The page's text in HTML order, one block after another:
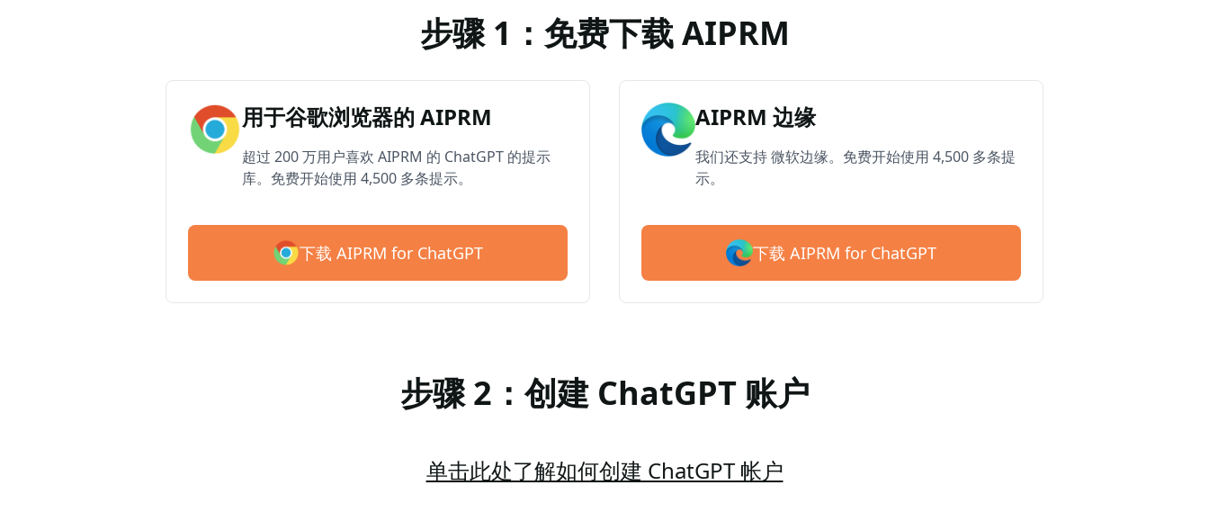
步骤 1：免费下载 AIPRM
用于谷歌浏览器的 AIPRM
超过 200 万用户喜欢 AIPRM 的 ChatGPT 的提示
库。免费开始使用 4,500 多条提示。
下载 AIPRM for ChatGPT
AIPRM 边缘
我们还支持 微软边缘。免费开始使用 4,500 多条提
示。
下载 AIPRM for ChatGPT
步骤 2：创建 ChatGPT 账户
单击此处了解如何创建 ChatGPT 帐户